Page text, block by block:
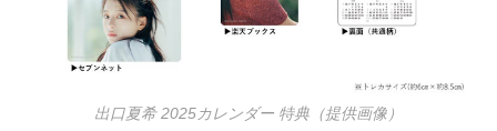
出口夏希 2025カレンダー 特典（提供画像）